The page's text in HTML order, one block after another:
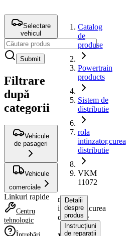
Selectare
vehicul
Submit
Filtrare
după
categorii
Vehicule
de pasageri
Vehicule
comerciale
Linkuri rapide
Centru
tehnologic
Catalog
de
produse
Powertrain
products
Sistem de
distributie
rola
intinzator,curea
distributie
VKM
11072
rola
intinzator,curea
distributie
Detalii
despre
produs
Instrucțiuni
de reparații